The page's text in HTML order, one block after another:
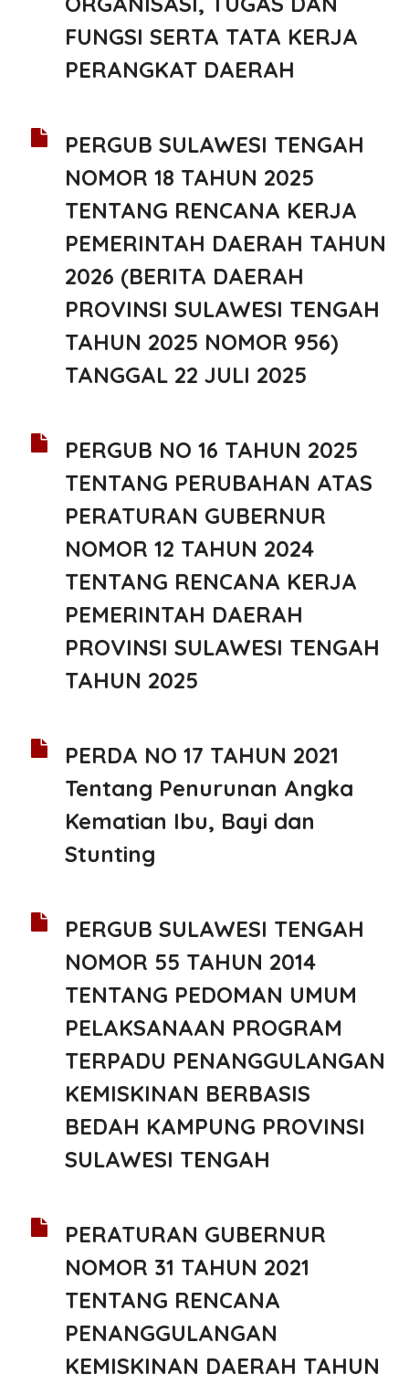
FUNGSI SERTA TATA KERJA
PERANGKAT DAERAH
PERGUB SULAWESI TENGAH
NOMOR 18 TAHUN 2025
TENTANG RENCANA KERJA
PEMERINTAH DAERAH TAHUN
2026 (BERITA DAERAH
PROVINSI SULAWESI TENGAH
TAHUN 2025 NOMOR 956)
TANGGAL 22 JULI 2025
PERGUB NO 16 TAHUN 2025
TENTANG PERUBAHAN ATAS
PERATURAN GUBERNUR
NOMOR 12 TAHUN 2024
TENTANG RENCANA KERJA
PEMERINTAH DAERAH
PROVINSI SULAWESI TENGAH
TAHUN 2025
PERDA NO 17 TAHUN 2021
Tentang Penurunan Angka
Kematian Ibu, Bayi dan
Stunting
PERGUB SULAWESI TENGAH
NOMOR 55 TAHUN 2014
TENTANG PEDOMAN UMUM
PELAKSANAAN PROGRAM
TERPADU PENANGGULANGAN
KEMISKINAN BERBASIS
BEDAH KAMPUNG PROVINSI
SULAWESI TENGAH
PERATURAN GUBERNUR
NOMOR 31 TAHUN 2021
TENTANG RENCANA
PENANGGULANGAN
KEMISKINAN DAERAH TAHUN